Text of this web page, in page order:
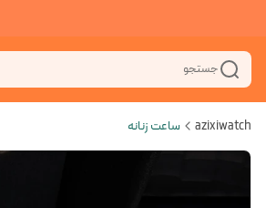
جستجو
azixiwatch ساعت زنانه